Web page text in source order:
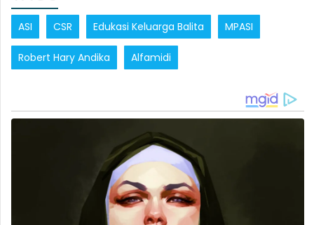
ASI CSR Edukasi Keluarga Balita MPASI
Robert Hary Andika Alfamidi